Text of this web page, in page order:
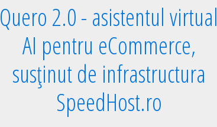
Quero 2.0 - asistentul virtual
AI pentru eCommerce,
susținut de infrastructura
SpeedHost.ro